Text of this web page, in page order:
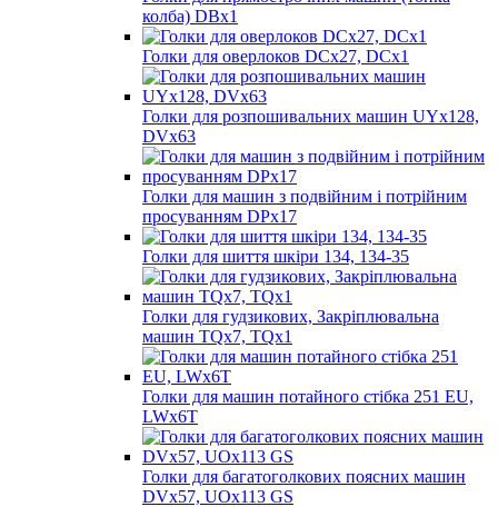
колба) DBx1
Голки для оверлоков DCх27, DCх1
Голки для розпошивальних машин UYx128,
DVх63
Голки для машин з подвійним і потрійним
просуванням DPx17
Голки для шиття шкіри 134, 134-35
Голки для гудзикових, Закріплювальна
машин TQх7, TQх1
Голки для машин потайного стібка 251 EU,
LWx6T
Голки для багатоголкових поясних машин
DVx57, UOx113 GS